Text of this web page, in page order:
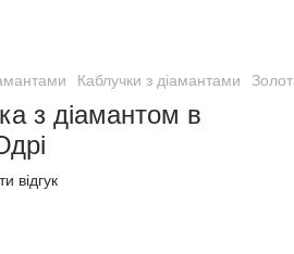
Каблучки з діамантами
з діамантом в
відгук